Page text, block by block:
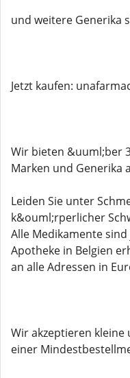
und weitere Generika
Jetzt kaufen:
Wir bieten &uuml;ber
Marken und Generika
Leiden Sie unter
k&ouml;rperlicher
Alle Medikamente
Apotheke in Belgien
an alle Adressen in
Wir akzeptieren kleine
einer